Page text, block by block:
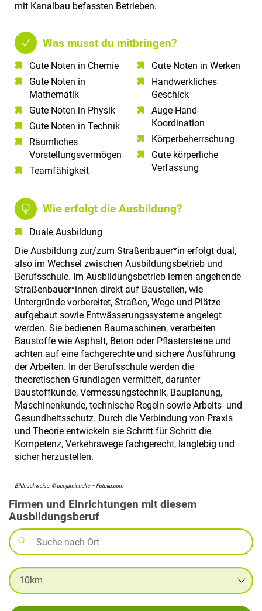
mit Kanalbau befassten Betrieben.
Was musst du mitbringen?
Gute Noten in Chemie​
Gute Noten in
Mathematik​
Gute Noten in Physik​
Gute Noten in Technik​
Räumliches
Vorstellungsvermögen​
Teamfähigkeit​
Gute Noten in Werken
Handwerkliches
Geschick
Auge-Hand-
Koordination
Körperbeherrschung
Gute körperliche
Verfassung
Wie erfolgt die Ausbildung?
Duale Ausbildung
Die Ausbildung zur/zum Straßenbauer*in erfolgt dual,
also im Wechsel zwischen Ausbildungsbetrieb und
Berufsschule. Im Ausbildungsbetrieb lernen angehende
Straßenbauer*innen direkt auf Baustellen, wie
Untergründe vorbereitet, Straßen, Wege und Plätze
aufgebaut sowie Entwässerungssysteme angelegt
werden. Sie bedienen Baumaschinen, verarbeiten
Baustoffe wie Asphalt, Beton oder Pflastersteine und
achten auf eine fachgerechte und sichere Ausführung
der Arbeiten. In der Berufsschule werden die
theoretischen Grundlagen vermittelt, darunter
Baustoffkunde, Vermessungstechnik, Bauplanung,
Maschinenkunde, technische Regeln sowie Arbeits- und
Gesundheitsschutz. Durch die Verbindung von Praxis
und Theorie entwickeln sie Schritt für Schritt die
Kompetenz, Verkehrswege fachgerecht, langlebig und
sicher herzustellen.
Bildnachweise: © benjaminnolte – Fotolia.com
Firmen und Einrichtungen mit diesem
Ausbildungsberuf